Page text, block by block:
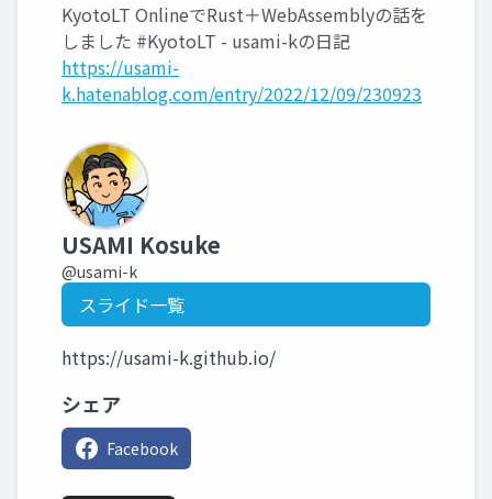
KyotoLT OnlineでRust＋WebAssemblyの話を
しました #KyotoLT - usami-kの日記
https://usami-
k.hatenablog.com/entry/2022/12/09/230923
USAMI Kosuke
@usami-k
スライド一覧
https://usami-k.github.io/
シェア
Facebook